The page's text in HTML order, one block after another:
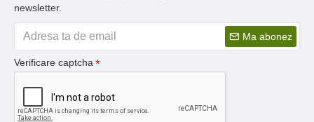
newsletter.
Ma abonez
Verificare captcha